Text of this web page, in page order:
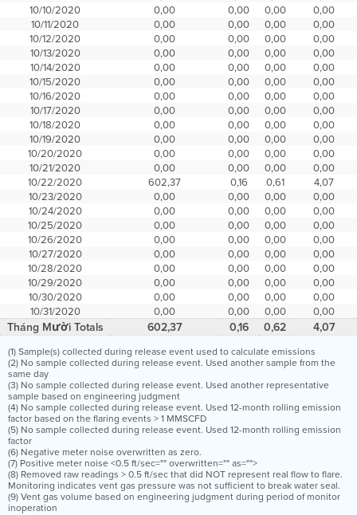
10/10/2020
0,00 0,00 0,00
0,00
10/11/2020
0,00 0,00 0,00
0,00
10/12/2020
0,00 0,00 0,00
0,00
10/13/2020
0,00 0,00 0,00
0,00
10/14/2020
0,00 0,00 0,00
0,00
10/15/2020
0,00 0,00 0,00
0,00
10/16/2020
0,00 0,00 0,00
0,00
10/17/2020
0,00 0,00 0,00
0,00
10/18/2020
0,00 0,00 0,00
0,00
10/19/2020
0,00 0,00 0,00
0,00
10/20/2020
0,00 0,00 0,00
0,00
10/21/2020
0,00 0,00 0,00
0,00
10/22/2020
602,37 0,16 0,61
4,07
10/23/2020
0,00 0,00 0,00
0,00
10/24/2020
0,00 0,00 0,00
0,00
10/25/2020
0,00 0,00 0,00
0,00
10/26/2020
0,00 0,00 0,00
0,00
10/27/2020
0,00 0,00 0,00
0,00
10/28/2020
0,00 0,00 0,00
0,00
10/29/2020
0,00 0,00 0,00
0,00
10/30/2020
0,00 0,00 0,00
0,00
10/31/2020
0,00 0,00 0,00 0,00
Tháng Mười Totals 602,37 0,16 0,62 4,07
(1) Sample(s) collected during release event used to calculate emissions
(2) No sample collected during release event. Used another sample from the
same day
(3) No sample collected during release event. Used another representative
sample based on engineering judgment
(4) No sample collected during release event. Used 12-month rolling emission
factor based on the flaring events > 1 MMSCFD
(5) No sample collected during release event. Used 12-month rolling emission
factor
(6) Negative meter noise overwritten as zero.
(7) Positive meter noise <0.5 ft/sec="" overwritten="" as="">
(8) Removed raw readings > 0.5 ft/sec that did NOT represent real flow to flare.
Monitoring indicates vent gas pressure was not sufficient to break water seal.
(9) Vent gas volume based on engineering judgment during period of monitor
inoperation